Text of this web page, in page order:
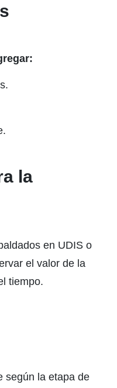
la
en UDIS o
el valor de la
tiempo.
según la etapa de